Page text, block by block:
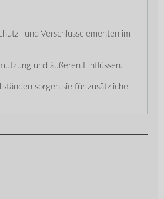
und Verschlusselementen im
und äußeren Einflüssen.
sorgen sie für zusätzliche